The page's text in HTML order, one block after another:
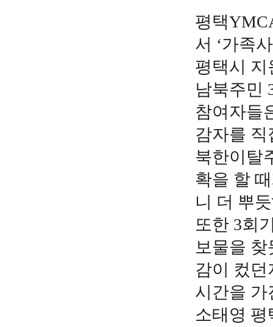
평택
서 ‘가족
평택시 지
남북주민
참여자들
감자를 직
북한이탈
확을 할
니 더 뿌
또한 3회
보물을
감이 컸
시간을 가
소태영